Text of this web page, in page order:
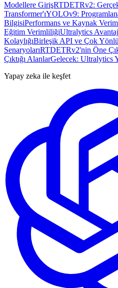
Modellere GirişRTDETRv2:
Transformer'ıYOLOv9:
BilgisiPerformans ve Kaynak
Eğitim VerimliliğiUltralytics
KolaylığıBirleşik API ve Çok
SenaryolarıRTDETRv2'nin Öne
Çıktığı AlanlarGelecek: Ultralytics
Yapay zeka ile keşfet